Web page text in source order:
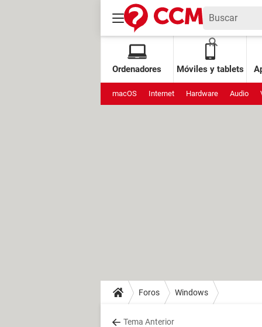
Ordenadores Móviles y tablets
macOS Internet Hardware Audio
Foros Windows
Tema Anterior